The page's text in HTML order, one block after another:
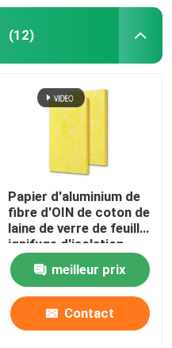
(12)
Papier d'aluminium de
fibre d'OIN de coton de
laine de verre de feuille
ignifuge d'isolation
meilleur prix
Contact